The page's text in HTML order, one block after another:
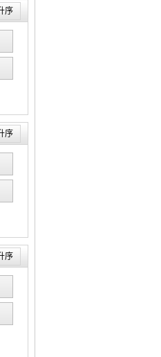
序
序
序